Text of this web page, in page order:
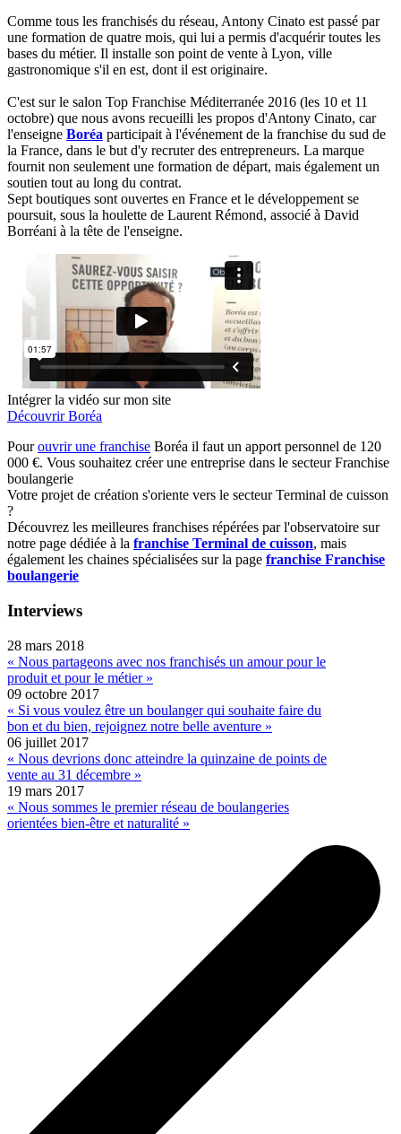
Comme tous les franchisés du réseau, Antony Cinato est passé par
une formation de quatre mois, qui lui a permis d'acquérir toutes les
bases du métier. Il installe son point de vente à Lyon, ville
gastronomique s'il en est, dont il est originaire.
C'est sur le salon Top Franchise Méditerranée 2016 (les 10 et 11
octobre) que nous avons recueilli les propos d'Antony Cinato, car
l'enseigne Boréa participait à l'événement de la franchise du sud de
la France, dans le but d'y recruter des entrepreneurs. La marque
fournit non seulement une formation de départ, mais également un
soutien tout au long du contrat.
Sept boutiques sont ouvertes en France et le développement se
poursuit, sous la houlette de Laurent Rémond, associé à David
Borréani à la tête de l'enseigne.
Intégrer la vidéo sur mon site
Découvrir Boréa
Pourouvrir une franchise Boréa il faut un apport personnel de 120
000 €. Vous souhaitez créer une entreprise dans le secteur Franchise
boulangerie
Votre projet de création s'oriente vers le secteur Terminal de cuisson
?
Découvrez les meilleures franchises répérées par l'observatoire sur
notre page dédiée à la franchise Terminal de cuisson, mais
également les chaines spécialisées sur la page franchise Franchise
boulangerie
Interviews
28 mars 2018
« Nous partageons avec nos franchisés un amour pour le
produit et pour le métier »
09 octobre 2017
« Si vous voulez être un boulanger qui souhaite faire du
bon et du bien, rejoignez notre belle aventure »
06 juillet 2017
« Nous devrions donc atteindre la quinzaine de points de
vente au 31 décembre »
19 mars 2017
« Nous sommes le premier réseau de boulangeries
orientées bien-être et naturalité »